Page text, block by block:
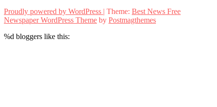
Proudly powered by WordPress | Theme: Best News Free
Newspaper WordPress Theme by Postmagthemes
%d bloggers like this: